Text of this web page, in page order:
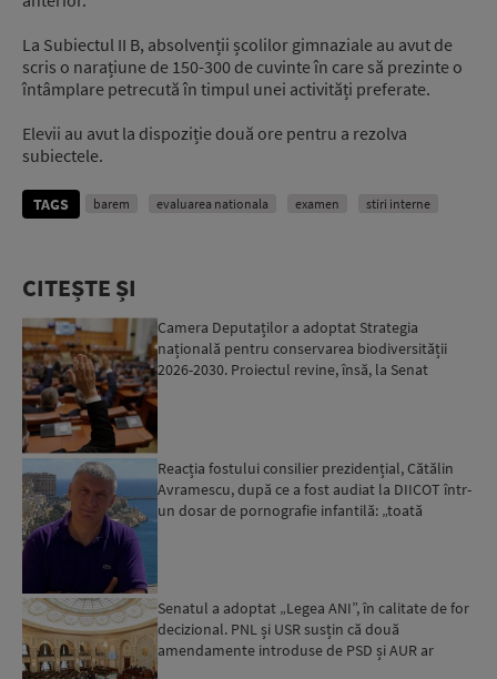
La Subiectul II B, absolvenții școlilor gimnaziale au avut de
scris o narațiune de 150-300 de cuvinte în care să prezinte o
întâmplare petrecută în timpul unei activități preferate.
Elevii au avut la dispoziție două ore pentru a rezolva
subiectele.
TAGS barem evaluarea nationala examen stiri interne
CITEȘTE ȘI
Camera Deputaților a adoptat Strategia
națională pentru conservarea biodiversității
2026-2030. Proiectul revine, însă, la Senat
Reacția fostului consilier prezidențial, Cătălin
Avramescu, după ce a fost audiat la DIICOT într-
un dosar de pornografie infantilă: „toată
Senatul a adoptat „Legea ANI”, în calitate de for
decizional. PNL și USR susțin că două
amendamente introduse de PSD și AUR ar